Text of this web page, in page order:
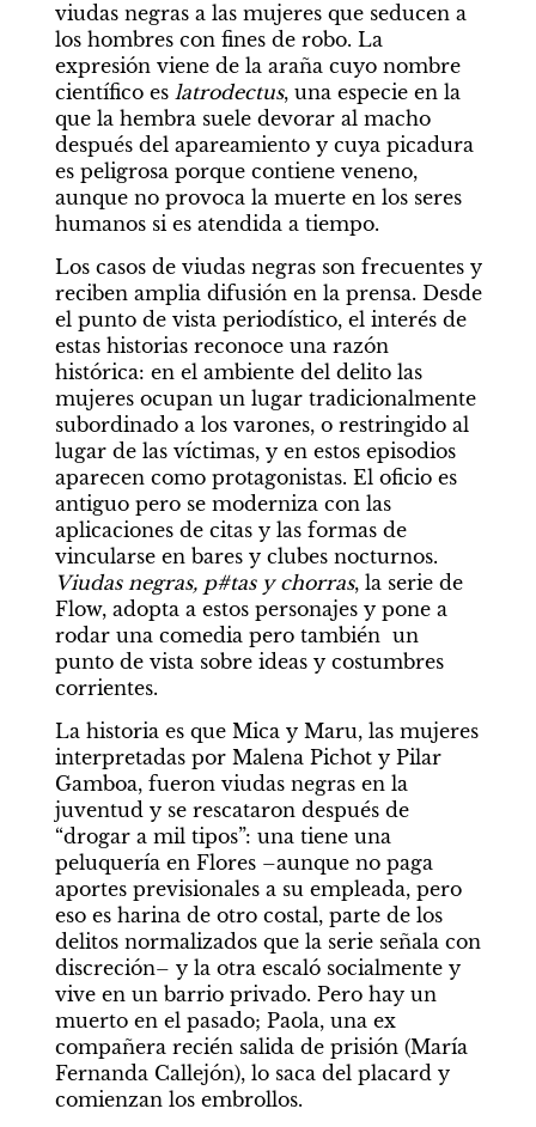
viudas negras a las mujeres que seducen a
los hombres con fines de robo. La
expresión viene de la araña cuyo nombre
científico es latrodectus, una especie en la
que la hembra suele devorar al macho
después del apareamiento y cuya picadura
es peligrosa porque contiene veneno,
aunque no provoca la muerte en los seres
humanos si es atendida a tiempo.
Los casos de viudas negras son frecuentes y
reciben amplia difusión en la prensa. Desde
el punto de vista periodístico, el interés de
estas historias reconoce una razón
histórica: en el ambiente del delito las
mujeres ocupan un lugar tradicionalmente
subordinado a los varones, o restringido al
lugar de las víctimas, y en estos episodios
aparecen como protagonistas. El oficio es
antiguo pero se moderniza con las
aplicaciones de citas y las formas de
Viudas negras, p#tas y chorras, la serie de
Flow, adopta a estos personajes y pone a
rodar una comedia pero también  un
punto de vista sobre ideas y costumbres
corrientes.
La historia es que Mica y Maru, las mujeres
interpretadas por Malena Pichot y Pilar
Gamboa, fueron viudas negras en la
juventud y se rescataron después de
“drogar a mil tipos”: una tiene una
peluquería en Flores –aunque no paga
aportes previsionales a su empleada, pero
eso es harina de otro costal, parte de los
delitos normalizados que la serie señala con
discreción– y la otra escaló socialmente y
vive en un barrio privado. Pero hay un
muerto en el pasado; Paola, una ex
compañera recién salida de prisión (María
Fernanda Callejón), lo saca del placard y
comienzan los embrollos.